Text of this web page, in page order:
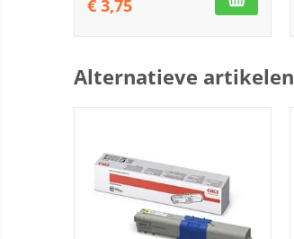
€ 3,75
Alternatieve artikelen